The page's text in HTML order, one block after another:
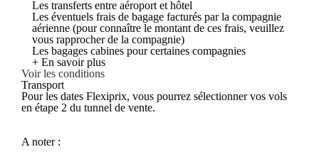
Les transferts entre aéroport et hôtel
Les éventuels frais de bagage facturés par la compagnie
aérienne (pour connaître le montant de ces frais, veuillez
vous rapprocher de la compagnie)
Les bagages cabines pour certaines compagnies
+ En savoir plus
Voir les conditions
Transport
Pour les dates Flexiprix, vous pourrez sélectionner vos vols
en étape 2 du tunnel de vente.
A noter :